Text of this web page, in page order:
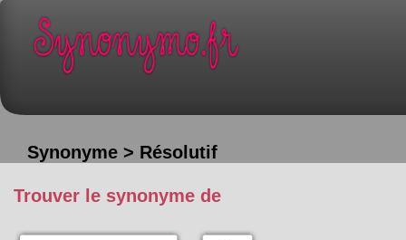
Synonyme > Résolutif
Trouver le synonyme de